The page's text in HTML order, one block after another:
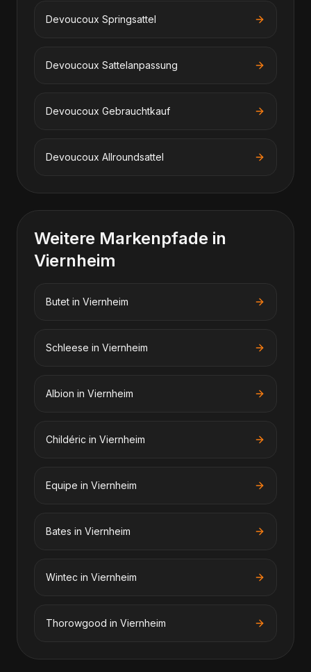
Devoucoux Springsattel
Devoucoux Sattelanpassung
Devoucoux Gebrauchtkauf
Devoucoux Allroundsattel
Weitere Markenpfade in
Viernheim
Butet in Viernheim
Schleese in Viernheim
Albion in Viernheim
Childéric in Viernheim
Equipe in Viernheim
Bates in Viernheim
Wintec in Viernheim
Thorowgood in Viernheim